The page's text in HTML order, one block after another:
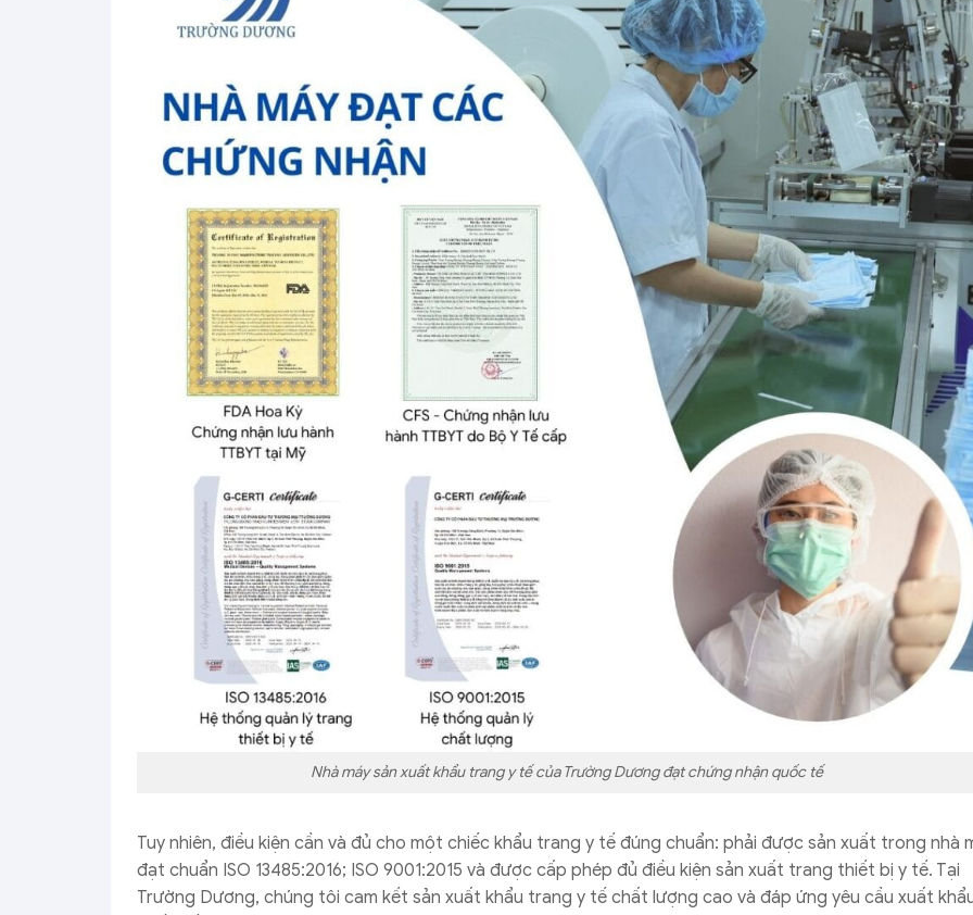
Nhà máy sản xuất khẩu trang y tế của Trường Dương đạt chứng nhận quốc tế
Tuy nhiên, điều kiện cần và đủ cho một chiếc khẩu trang y tế đúng chuẩn: phải được sản xuất trong nhà
đạt chuẩn ISO 13485:2016; ISO 9001:2015 và được cấp phép đủ điều kiện sản xuất trang thiết bị y tế. Tại
Trường Dương, chúng tôi cam kết sản xuất khẩu trang y tế chất lượng cao và đáp ứng yêu cầu xuất